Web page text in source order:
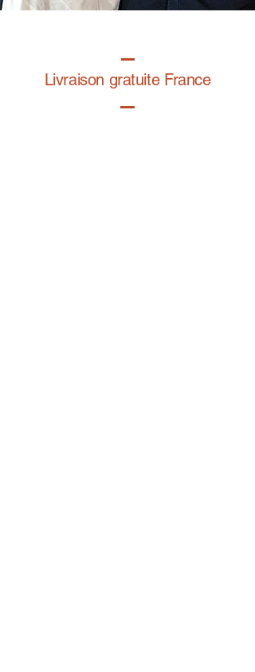
Livraison gratuite France